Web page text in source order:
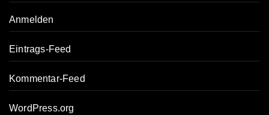
Anmelden
Eintrags-Feed
Kommentar-Feed
WordPress.org